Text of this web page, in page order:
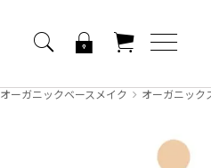
オーガニックベースメイク オーガニック